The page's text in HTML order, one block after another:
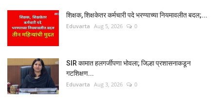
शिक्षक, शिक्षकेतर कर्मचारी पदे भरण्याच्या नियमावलीत बदल;...
Eduvarta Aug 5, 2026 0
SIR कामात हलगर्जीपणा भोवला; जिल्हा प्रशासनाकडून
गटशिक्षण...
Eduvarta Aug 3, 2026 0